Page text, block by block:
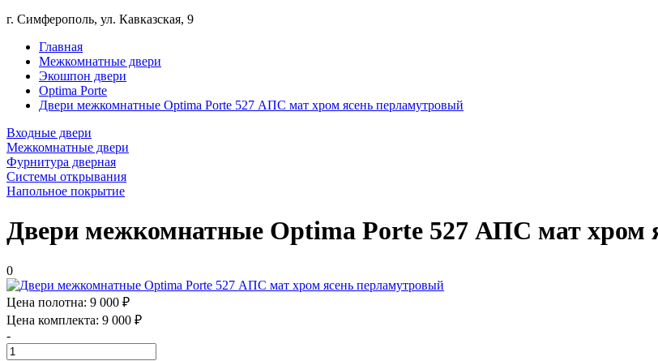
г. Симферополь, ул. Кавказская, 9
Главная
Межкомнатные двери
Экошпон двери
Optima Porte
Двери межкомнатные Optima Porte 527 АПС мат хром ясень перламутровый
Входные двери
Межкомнатные двери
Фурнитура дверная
Системы открывания
Напольное покрытие
Двери межкомнатные Optima Porte 527 АПС мат хром
0
Цена полотна: 9 000 ₽
Цена комплекта: 9 000 ₽
-